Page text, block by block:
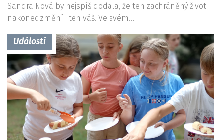
Sandra Nová by nejspíš dodala, že ten zachráněný život
nakonec změní i ten váš. Ve svém…
Události